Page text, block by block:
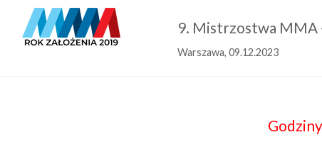
9. Mistrzostwa MMA
Warszawa, 09.12.2023